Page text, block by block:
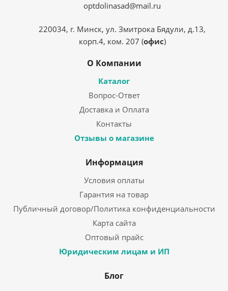
optdolinasad@mail.ru
220034, г. Минск, ул. Змитрока Бядули, д.13,
корп.4, ком. 207 (офис)
О Компании
Каталог
Вопрос-Ответ
Доставка и Оплата
Контакты
Отзывы о магазине
Информация
Условия оплаты
Гарантия на товар
Публичный договор/Политика конфиденциальности
Карта сайта
Оптовый прайс
Юридическим лицам и ИП
Блог